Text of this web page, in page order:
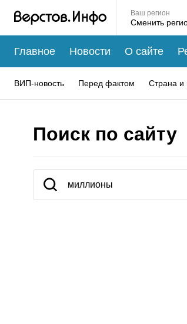
Ваш регион
Главное Новости О сайте
ВИП-новость Перед фактом Страна и
Поиск по сайту